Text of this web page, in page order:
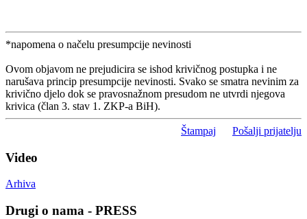
*napomena o načelu presumpcije nevinosti
Ovom objavom ne prejudicira se ishod krivičnog postupka i ne
narušava princip presumpcije nevinosti. Svako se smatra nevinim za
krivično djelo dok se pravosnažnom presudom ne utvrdi njegova
krivica (član 3. stav 1. ZKP-a BiH).
Štampaj Pošalji prijatelju
Video
Arhiva
Drugi o nama - PRESS